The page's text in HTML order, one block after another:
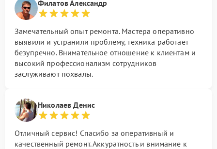
Филатов Александр
Замечательный опыт ремонта. Мастера оперативно
выявили и устранили проблему, техника работает
безупречно. Внимательное отношение к клиентам и
высокий профессионализм сотрудников
заслуживают похвалы.
Николаев Денис
Отличный сервис! Спасибо за оперативный и
качественный ремонт. Аккуратность и внимание к